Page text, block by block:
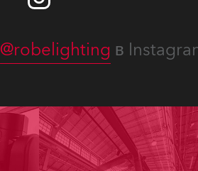
@robelighting в